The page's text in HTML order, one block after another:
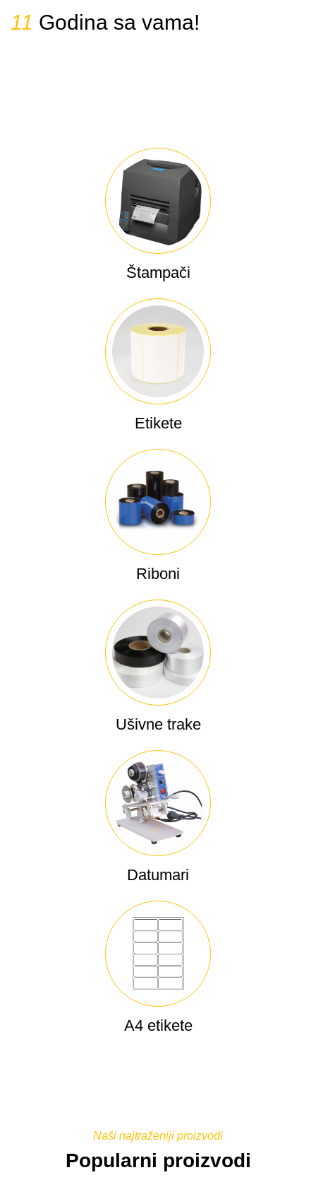
14 Godina sa vama!
Štampači
Etikete
Riboni
Ušivne trake
Datumari
A4 etikete
Naši najtraženiji proizvodi
Popularni proizvodi